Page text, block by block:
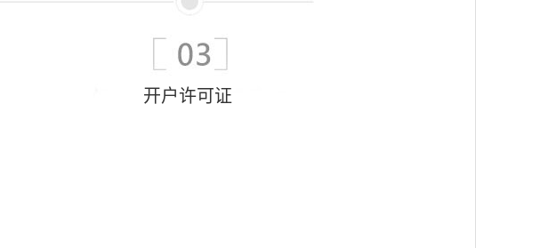
开户许可证